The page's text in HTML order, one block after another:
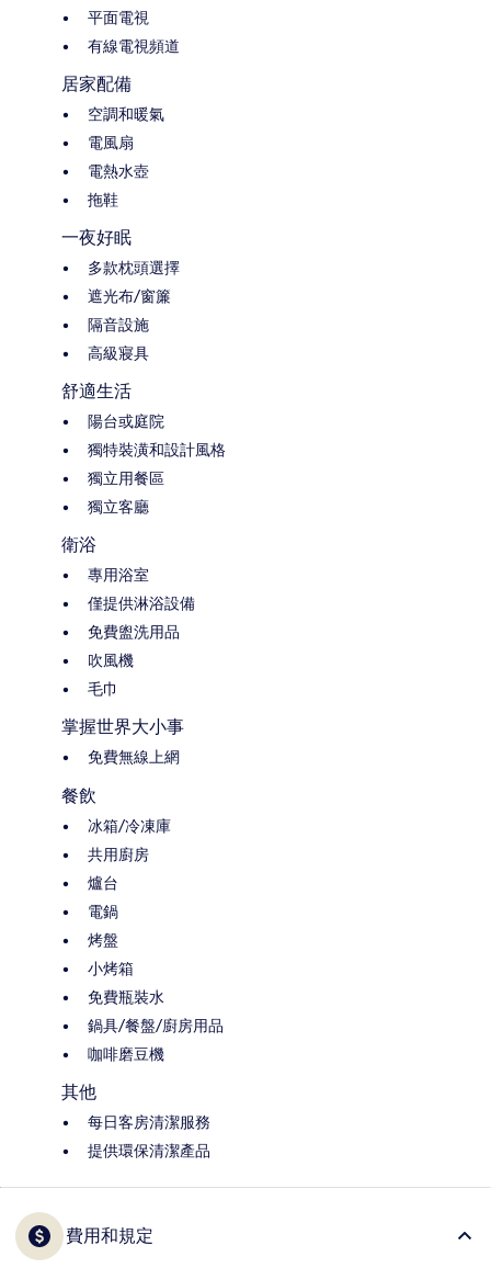
平面電視
有線電視頻道
居家配備
空調和暖氣
電風扇
電熱水壺
拖鞋
一夜好眠
多款枕頭選擇
遮光布/窗簾
隔音設施
高級寢具
舒適生活
陽台或庭院
獨特裝潢和設計風格
獨立用餐區
獨立客廳
衛浴
專用浴室
僅提供淋浴設備
免費盥洗用品
吹風機
毛巾
掌握世界大小事
免費無線上網
餐飲
冰箱/冷凍庫
共用廚房
爐台
電鍋
烤盤
小烤箱
免費瓶裝水
鍋具/餐盤/廚房用品
咖啡磨豆機
其他
每日客房清潔服務
提供環保清潔產品
費用和規定